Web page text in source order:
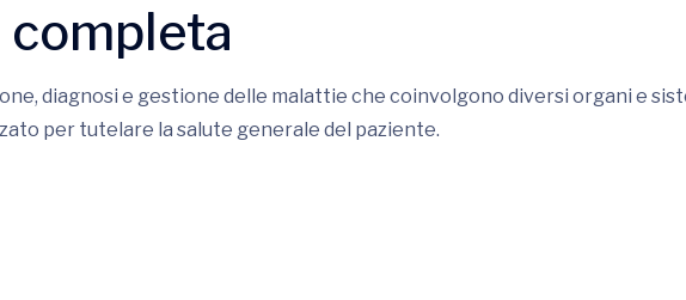
completa
diagnosi e gestione delle malattie che coinvolgono diversi organi e
per tutelare la salute generale del paziente.